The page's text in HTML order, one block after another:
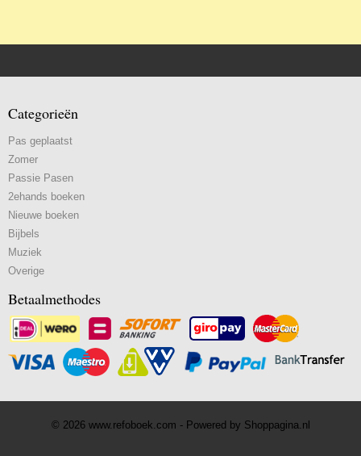
Categorieën
Pas geplaatst
Zomer
Passie Pasen
2ehands boeken
Nieuwe boeken
Bijbels
Muziek
Overige
Betaalmethodes
© 2026 www.refoboek.com - Powered by Shoppagina.nl